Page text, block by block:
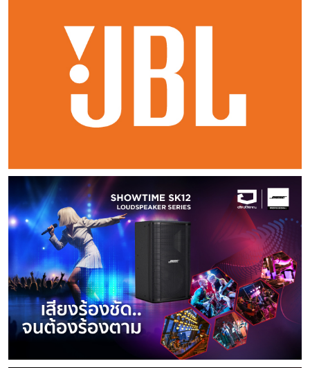
ไปเป็นธรรมชาติไม่ห้วน หรือหายวับในทันที บอกได้เลยว่า
Entreq Silver Minimus Tungsten ไม่ใช่อุปกรณ์ของเล่น
พื้นๆ ทั่วไปครับ มันจะให้การสนองตอบต่อเสียงดนตรีหลายสไตล์
หลากประเภทอย่างแจ่มชัด ให้เวทีเสียงที่กว้างลึกมากขึ้นอย่าง
แน่นอน โดยเฉพาะอย่างยิ่งในเรื่องดีเทล รายละเอียดช่วง
ปลายเสียง ซึ่งจะรู้สึกได้ถึงการรับรู้และเข้าถึงความสวยงามได้
เป็นอย่างดี แบบว่าคุณไม่เคยได้ยินแบบนี้มาก่อนแน่ๆ
ใช้งาน Entreq Silver Minimus Tungsten ผลลัพธ์คือ
สามารถเข้าถึงความรู้สึก สัมผัสอ่อนนุ่ม ที่มีมิติมากขึ้น เสียงบาง
ลักษณะจากการบันทึกเสียงมาจากสตูดิโอ ที่มีค่าไดนามิคเร้นจ์
กว้าง ทั้งแผ่วเบา และช่วงดนตรีสะวิง (Erich Kunzel,
Cincinnati Pops Orchestra – Ein Straussfest) เหมือน
ผมเดินลึกเข้าไปในวงดนตรีมากขึ้นนั่นเอง “ความมีชีวิตชีวา”
เป็นอีกสิ่งหนึ่งที่เราจะสัมผัสได้ง่ายจากการใช้ Entreq Silver
Minimus Tungsten เข้ามาเสริมในระบบเสียง ยก
ตัวอย่างเพลงป็อปทั่วไป เช่น อัลบั้มดังของ Linda Ronstadt
(Cry Like A Rainstorm - How like The Wind) เป็น
ตัวอย่างหนึ่งที่ให้ความรู้สึกอันชัดแจ้ง เสียงร้องอันมีเอกลักษณ์
เฉพาะของศิลปินได้ถูกเปิดเผยมากขึ้น เหมือนทุกเสียงมีมิติยิ่งกว่า
เกิน 17-18 นิ้ว ทั้งแอมปลิไฟร์ เครื่องเล่นซีดี DAC เครื่องเล่น
แผ่นเสียง ทุกอย่างเรียบร้อย งดงามสะอาดตา สีดำเรียบๆ
ของ Audio Bastion ช่วยให้กลมกลืนกับเครื่องเสียง ช่วยขับ
ความโดดเด่นของเครื่องให้ดูดีมีสง่าขึ้น เมื่อวางเครื่องลงไปจะดู
เรียบสนิทไม่มีการสั่นไหว โดยเฉพาะพื้นหินควอทที่รองรับ จะมี
ความเรียบสะอาดและไม่มีเสียงก้องสะท้อนใดๆ แม้แต่นิดเดียว
เปลี่ยนแปลงของพื้นที่ ที่ผมอยากจะเรียกว่าเป็นเรื่องของปริมาตร
พื้นที่ย่อมมีการเปลี่ยนแปลงไป มันสามารถก่อผลทั้งผลดี และผล
เสียได้ทั้งสองประการ ชั้นวางที่ตัวของมันเองสั่นสะเทือน มี
เรโซแนนซ์ จะมีผลต่อการส่งผ่านความสั่นสะเทือนจากย่านความถี่
ต่างๆ ในระดับที่มาก-น้อย เป็นคุณ เป็นโทษ ที่ต่างกันไป โดย
เฉพาะการเลี้ยวเบนของเสียง ซึ่งชั้นวางพื้นๆ ทั่วไป โดยเฉพาะ
ความถี่ต่ำนั้นก็จะก่อผลสั่นสะเทือนทางกลได้มากเหมือนกัน
การไวเบรชั่นของชั้นวางทำให้เรารู้สึกว่าการมีชั้นวางอยู่ตรง
กลางระหว่างลำโพงนั้น ทำให้ Image หรือตำแหน่งของชิ้น
ดนตรีลดทอนลงไปก็ได้ หรือถ้าเป็นชั้นวางที่ดี ออกแบบมาได้
เปรียบเสมือนปราการ ก็อาจจะช่วยให้ตำแหน่งชิ้นดนตรีชัดเจน
แม่นยำขึ้น ผลลัพธ์ที่ได้จากชั้นวางของ Audio Bastion
สะเทือนที่เป็นไปตามมาตรฐาน RoHS (สีดำ) • ด้านเปลือกนอกสุด
มีปลอกหุ้ม 3 ปลอก หุ้มด้านนอกด้วยพีวีซียืดหยุ่นที่เป็นไปตาม
มาตรฐาน RoHS (สีน้ำเงินมุก) มีเส้นผ่านศูนย์กลาง 18.0 มม.
รูปลักษณ์ภายนอก ยังหุัมด้วยเส้นด้ายไนลอนที่เป็นไปตาม
มาตรฐาน RoHS ถัก ปลอกนอก เส้นผ่านศูนย์กลางประมาณ
19.0 มม. เรียกว่าโครงสร้างอัดแน่นเทคโนโลยีเพียบเลยครับ
สำหรับสายไฟเอซี ระดับไฮเอ็นด์ Furutech Origin Power
ขึ้นอย่างน่าทึ่งเลยทีเดียว • รายละเอียดเล็กๆ น้อยๆ ในระดับ
ปลายเสียงที่ “หยุมหยิม ระยิบระยับ” เรียกว่าแทบไม่เคยได้ยิน
ดีเทลแบบนี้จากสายไฟเอซี มาก่อนเลย • เสียงต่ำอิ่มขึ้น สมบูรณ์
มากขึ้น มีการทอดยาวของเบส ให้ทั้งความกระชับ และหยุดสั่น
ค้างได้อย่างรวดเร็ว • ให้ความรู้สึกถึงเสียงที่เป็นธรรมชาติ
สมจริง ให้ความรู้สึกสะอาด แม่นยำขึ้น โดยเฉพาะช่วงมิดเร้นจ์
เสียงกลาง เสียงร้อง มีน้ำหนักยอดเยี่ยม โทนเสียงผ่อนคลาย •
เวทีเสียงโอ่อ่า ความลึก-ตื้น หรือความกว้างของเวทีเสียงนั้น ให้
มิติที่ดีเลิศเลยทีเดียวครับ Furutech Origin Power NCF
(R) คือสายไฟเส้นเดียว ที่สามารถเปลี่ยนและยกระดับคุณภาพ
เสียงอย่างชัดแจ้ง แม้จะเปลี่ยนแทนสายไฟเดิมลงไปเพียงเส้น
เดียว ที่เครื่องแหล่งโปรแกรม หรือที่แอมป์ขยายเสียง ก็เห็นผล
เสียง รุ่น Planar 6 และ Planar 8 หัวเข็ม Nd5
จะถูกนำเสนอเป็นตัวเลือกที่ติดตั้งมาจากโรงงานในเครื่องเล่นแผ่น
เสียงรุ่น Planar 3 และ Planar 6 หัวเข็ม Nd3 จะ
ถูกนำเสนอเป็นตัวเลือกที่ติดตั้งมาจากโรงงานในเครื่องเล่นแผ่น
เสียงรุ่น Planar 2 และ Planar 3 และเพื่อให้
สอดคล้องกับความมุ่งมั่นของ Rega ต่อความยั่งยืน กลุ่ม
ผลิตภัณฑ์ Nd จึงมีจำหน่ายอยู่ในบรรจุภัณฑ์รีไซเคิลได้ 100%
diamond จะมีขนาดเล็ก และแทรกตัวลงในร่องแผ่นได้แนบสนิท
ที่สุด • รุ่น Nd5 ปลายเข็มจะเป็นรูปทรง Elliptical nude
diamond stylus • รุ่น Nd3 ปลายเข็มเป็นทรง Bonded
Elliptical ทั้งหมดนี้ ทางโรงงานผู้ผลิตได้ระบุค่าน้ำหนักหัว
เข็มอยู่ที่ 1.75 กรัม และหัวเข็ม Rega มีความพิเศษก็คือมีจุดยึด
สามจุด ซึ่งเมื่อใช้กับเครื่องเล่นแผ่นเสียง โทนอาร์ม แบรนด์
เดียวกันจะเหมาะสมมาก Test Report ผมเริ่มทดสอบหัว
เข็มทั้ง 3 รุ่น สลับเรียงกันไปจากรุ่น Nd3, Nd5 และ Nd7
ด้วยเครื่องเล่นแผ่นเสียง Pro-Ject Debut2 รุ่น Limited สี
เหลืองสด และมีการสลับไปใช้กับ Rega P10 ด้วย แรก
สุดทดลองตั้งค่าน้ำหนักแบบเบากว่าสเป็คฯ ที่ 1.5 กรัม พบว่า
Rega Nd เป็นหัวเข็มที่เกาะร่องแผ่นได้ดีมากๆ แม้จะตั้งน้ำหนัก
จะถูกควบคุมโดยกล่องแหล่งจ่ายไฟที่ล้ำหน้าที่สุดของ Rega ที่
แยกออกมาจากแท่นเครื่อง นั่นคือ P10-PSU แหล่งจ่ายไฟแยก
ส่วนแบบนี้ช่วยลดการสั่นสะเทือนของมอเตอร์ในระดับสูงสุด
เราสามารถปรับความเร็วรอบหมุนได้ละเอียดด้วยระบบ
อิเล็กทรอนิกส์ และสะดวกในการเปลี่ยนความเร็วอย่างฉับไว และ
รอบจะเสถียรคงที่มาก PLANAR 10 ออกแบบมาเพื่อ
มอบประสิทธิภาพสูงสุดของ Rega โดยดึงข้อมูลออกมาจาก
และรุ่นเคลือบสีขาว สำหรับ Planar 10 ที่ผมได้รับ
มาทดสอบ จะติดตั้งด้วยหัวเข็มแบบ MC รุ่น ANIA กับโทนอาร์ม
RB3000 (ซึ่งปกติทาง Rega จะมีออพชั่นติดตั้งหัวเข็ม
Apheta 3 หรือ Aphelion 2 มาจากโรงงาน)
สำหรับหัวเข็ม ANIA เป็นหัวเข็มประเภทคอยล์เคลื่อนที่ (Moving
Coil) มีแม่เหล็กนีโอไดเมียมกำลังสูงเป็นพิเศษ และคอยล์ที่พัน
ด้วยมืออย่างพิถีพิถันบนโครงสร้างขนาดจิ๋วนี้ ทำให้หัวเข็มมีอิสระ
มากขึ้นในการเกาะร่องไวนิล โดย จะดึงรายละเอียดจากแผ่นเสียง
ออกมาได้ครบถ้วนยิ่งขึ้น Test Report การเซ็ตอัพ ผม
ได้รับเทิร์นเทเบิล Rega P10 หรือ PLANAR 10 มาพร้อมหัว
เข็ม MC รุ่น ANIA P10 เป็นเครื่องเล่นแผ่นเสียงที่รูป
ทรงอาร์ตมากๆ เหมือนงานประติมากรรม มีส่วนเว้าโค้ง เจาะ